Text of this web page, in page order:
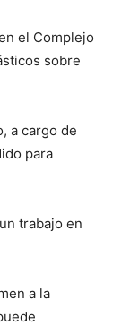
el Complejo
sobre
a cargo de
para
trabajo en
a la